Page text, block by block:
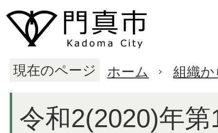
現在のページ ホーム 組織
令和2(2020)年